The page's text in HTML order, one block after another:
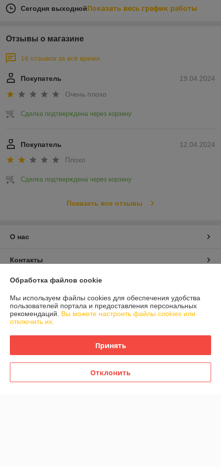
Сегодня выходнойПоказать весь график работы
Отзывы о магазине
16 отзывов за всё время
19.04.2024
Покупатель
Очень плохо
Сделка подтверждена через корзину
12.04.2024
Покупатель
Плохо
Сделка подтверждена через корзину
Показать все отзывы
О нас
Контакты
Доставка и оплата
График работы
Политика обработки cookies
Сайт создан на платформе Deal.by
Обработка файлов cookie
Мы используем файлы cookies для обеспечения удобства
пользователей портала и предоставления персональных
рекомендаций. Вы можете настроить файлы cookies или
отключить их.
Принять
Отклонить